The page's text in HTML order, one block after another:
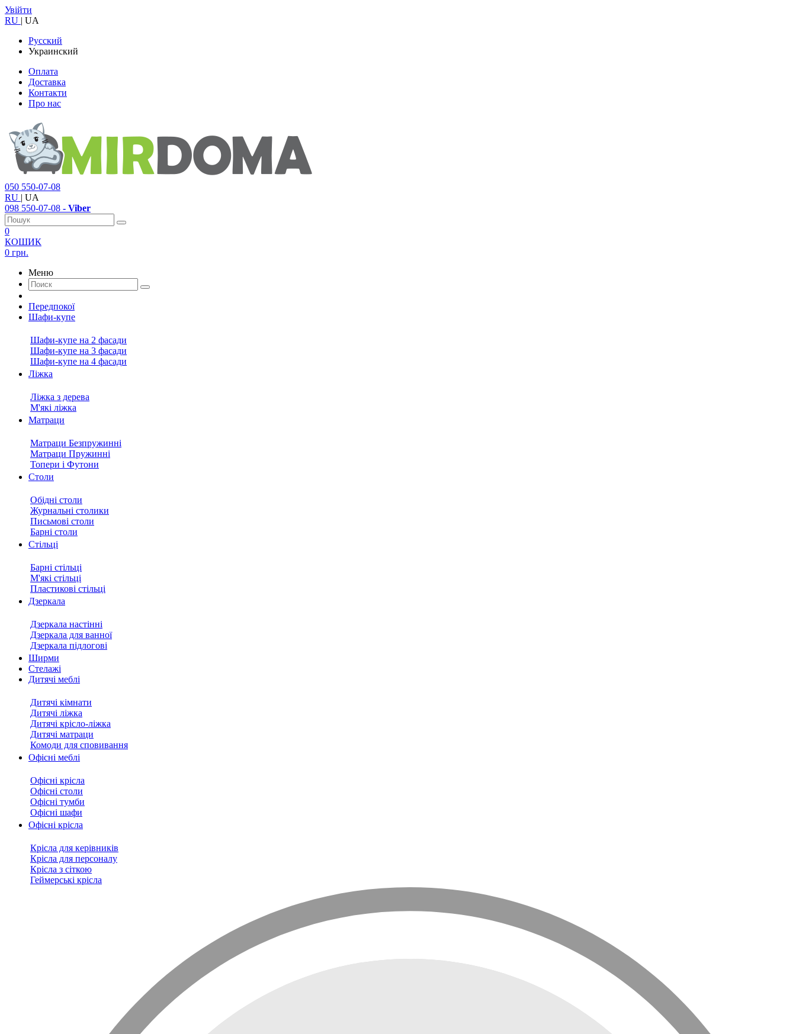
Увійти
RU | UA
Русский
Украинский
Оплата
Доставка
Контакти
Про нас
050 550-07-08
RU | UA
098 550-07-08 - Viber
0
КОШИК
0 грн.
Меню
Передпокої
Шафи-купе
Шафи-купе на 2 фасади
Шафи-купе на 3 фасади
Шафи-купе на 4 фасади
Ліжка
Ліжка з дерева
М'які ліжка
Матраци
Матраци Безпружинні
Матраци Пружинні
Топери і Футони
Столи
Обідні столи
Журнальні столики
Письмові столи
Барні столи
Стільці
Барні стільці
М'які стільці
Пластикові стільці
Дзеркала
Дзеркала настінні
Дзеркала для ванної
Дзеркала підлогові
Ширми
Стелажі
Дитячі меблі
Дитячі кімнати
Дитячі ліжка
Дитячі крісло-ліжка
Дитячі матраци
Комоди для сповивання
Офісні меблі
Офісні крісла
Офісні столи
Офісні тумби
Офісні шафи
Офісні крісла
Крісла для керівників
Крісла для персоналу
Крісла з сіткою
Геймерські крісла